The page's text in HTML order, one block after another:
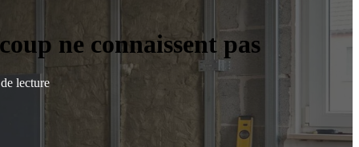
ne connaissent pas
lecture